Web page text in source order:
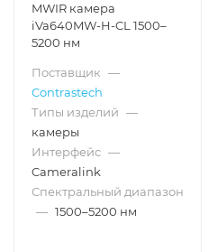
MWIR камера
iVa640MW-H-CL 1500–
5200 нм
Поставщик —
Contrastech
Типы изделий —
камеры
Интерфейс —
Cameralink
Спектральный диапазон
— 1500–5200 нм